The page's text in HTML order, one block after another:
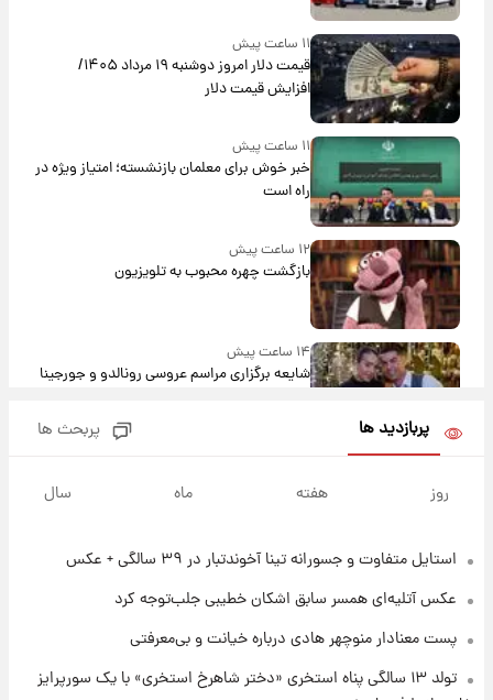
۱۱ ساعت پیش
قیمت دلار امروز دوشنبه ۱۹ مرداد ۱۴۰۵/
افزایش قیمت دلار
۱۱ ساعت پیش
خبر خوش برای معلمان بازنشسته؛ امتیاز ویژه در
راه است
۱۲ ساعت پیش
بازگشت چهره محبوب به تلویزیون
۱۴ ساعت پیش
شایعه برگزاری مراسم عروسی رونالدو و جورجینا
۲۲ ساعت پیش
فال حافظ دوشنبه ۱۹ مرداد ماه ۱۴۰۵
پربازدید ها پربحث ها
روز هفته ماه سال
استایل متفاوت و جسورانه تینا آخوندتبار در ۳۹ سالگی + عکس
عکس‌ آتلیه‌ای همسر سابق اشکان خطیبی جلب‌توجه کرد
پست معنادار منوچهر هادی درباره خیانت و بی‌معرفتی
تولد ۱۳ سالگی پناه استخری «دختر شاهرخ استخری» با یک سورپرایز